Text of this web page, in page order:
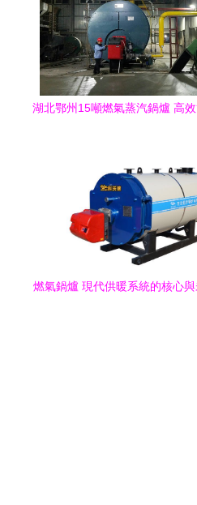
湖北鄂州15噸燃氣蒸汽鍋爐 高
燃氣鍋爐 現代供暖系統的核心